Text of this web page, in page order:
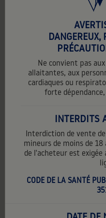
DANGEREUX,
Ne convient pas
allaitantes, aux
cardiaques ou
forte
INTERDITS
Interdiction de vente
mineurs de moins de
de l'acheteur est
CODE DE LA SANTÉ
10 ml